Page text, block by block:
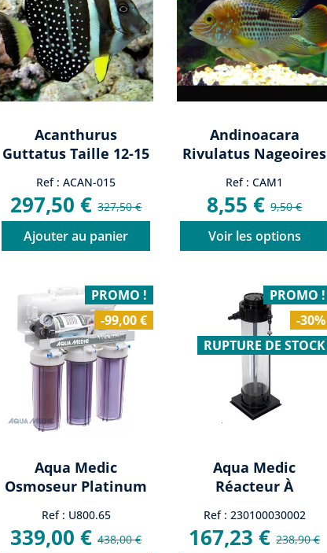
Acanthurus
Guttatus Taille 12-15
Ref : ACAN-015
297,50 €327,50 €
Ajouter au panier
Andinoacara
Rivulatus Nageoires
Ref : CAM1
8,55 €9,50 €
Voir les options
Aqua Medic
Osmoseur Platinum
Ref : U800.65
339,00 €438,00 €
PROMO !
-99,00 €
Aqua Medic
Réacteur À
Calcium KS...
Ref : 230100030002
167,23 €238,90 €
PROMO !
-30%
RUPTURE DE STOCK